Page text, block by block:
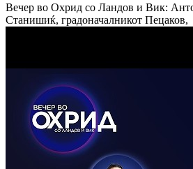
Вечер во Охрид со Ландов и Вик:
Станишиќ, градоначалникот Пецаков,